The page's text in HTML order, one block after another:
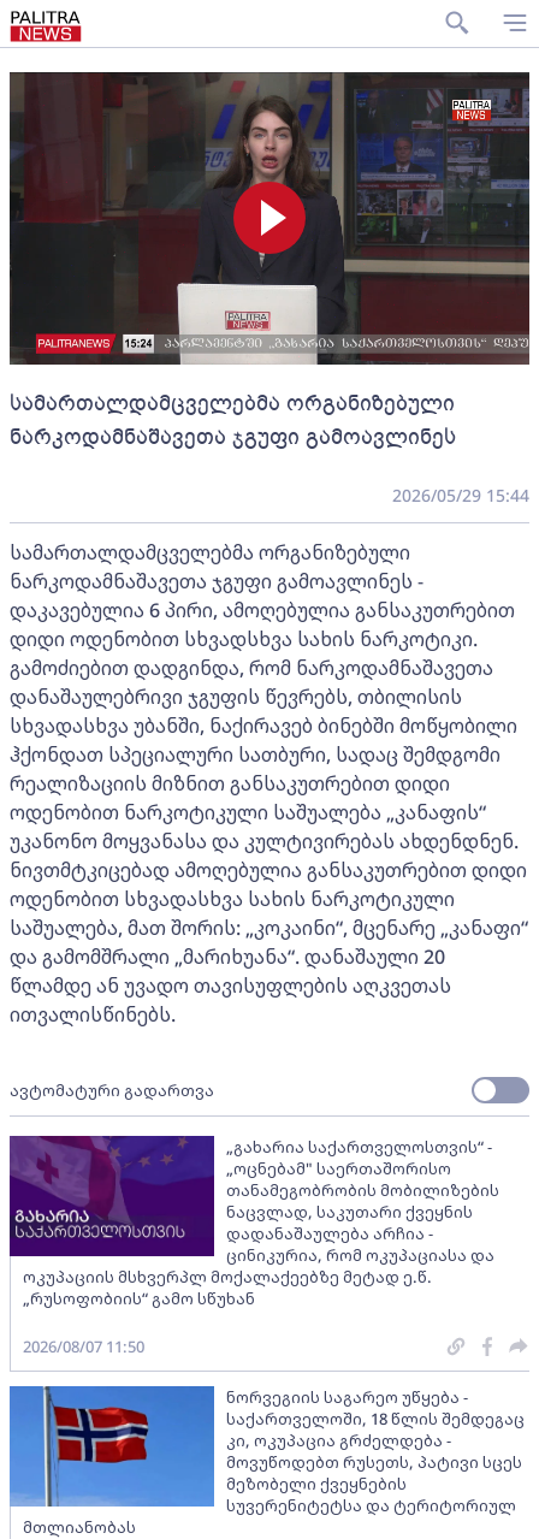
სამართალდამცველებმა ორგანიზებული
ნარკოდამნაშავეთა ჯგუფი გამოავლინეს
2026/05/29 15:44
სამართალდამცველებმა ორგანიზებული
ნარკოდამნაშავეთა ჯგუფი გამოავლინეს -
დაკავებულია 6 პირი, ამოღებულია განსაკუთრებით
დიდი ოდენობით სხვადსხვა სახის ნარკოტიკი.
გამოძიებით დადგინდა, რომ ნარკოდამნაშავეთა
დანაშაულებრივი ჯგუფის წევრებს, თბილისის
სხვადასხვა უბანში, ნაქირავებ ბინებში მოწყობილი
ჰქონდათ სპეციალური სათბური, სადაც შემდგომი
რეალიზაციის მიზნით განსაკუთრებით დიდი
ოდენობით ნარკოტიკული საშუალება „კანაფის“
უკანონო მოყვანასა და კულტივირებას ახდენდნენ.
ნივთმტკიცებად ამოღებულია განსაკუთრებით დიდი
ოდენობით სხვადასხვა სახის ნარკოტიკული
საშუალება, მათ შორის: „კოკაინი“, მცენარე „კანაფი“
და გამომშრალი „მარიხუანა“. დანაშაული 20
წლამდე ან უვადო თავისუფლების აღკვეთას
ითვალისწინებს.
ავტომატური გადართვა
„გახარია საქართველოსთვის“ -
„ოცნებამ" საერთაშორისო
თანამეგობრობის მობილიზების
ნაცვლად, საკუთარი ქვეყნის
დადანაშაულება არჩია -
ცინიკურია, რომ ოკუპაციასა და
ოკუპაციის მსხვერპლ მოქალაქეებზე მეტად ე.წ.
„რუსოფობიის“ გამო სწუხან
2026/08/07 11:50
ნორვეგიის საგარეო უწყება -
საქართველოში, 18 წლის შემდეგაც
კი, ოკუპაცია გრძელდება -
მოვუწოდებთ რუსეთს, პატივი სცეს
მეზობელი ქვეყნების
სუვერენიტეტსა და ტერიტორიულ
მთლიანობას